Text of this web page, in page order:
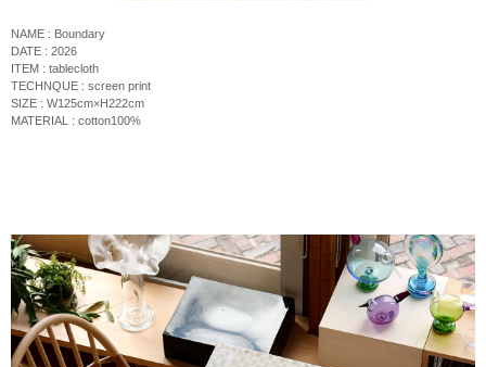
NAME : Boundary
DATE : 2026
ITEM : tablecloth
TECHNQUE : screen print
SIZE : W125cm×H222cm
MATERIAL : cotton100%